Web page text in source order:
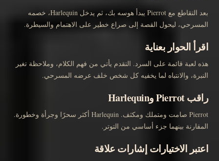
بعد التقاطع مع Pierrot يبدأ هوسه بك، ثم يدخل Harlequin، خصمه
المسرحي، ليحول القصة إلى صراع خطير على الاهتمام والسيطرة.
اقرأ الحوار بعناية
هذه لعبة قائمة على السرد. التقدم يأتي من فهم الكلام، وملاحظة تغير
النبرة، والانتباه لما يخفيه كل شخص خلف عرضه المسرحي.
راقب Pierrot وHarlequin
Pierrot صامت ومتملك ومكثف. Harlequin أكثر سحرًا وجرأة وخطورة.
المقارنة بينهما جزء أساسي من التوتر.
اعتبر الاختيارات إشارات علاقة